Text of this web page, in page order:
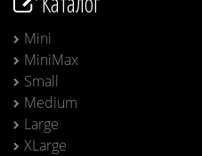
Mini
MiniMax
Small
Medium
Large
XLarge